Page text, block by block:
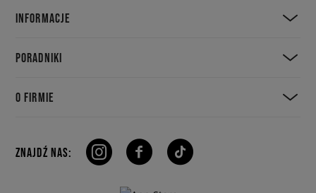
INFORMACJE
PORADNIKI
O FIRMIE
ZNAJDŹ NAS: